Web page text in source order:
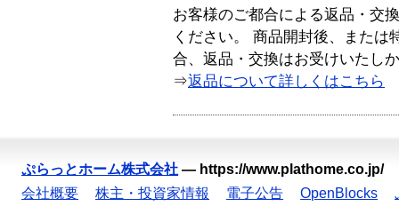
お客様のご都合による返品・交
ください。 商品開封後、または
合、返品・交換はお受けいたし
⇒返品について詳しくはこちら
ぷらっとホーム株式会社 — https://www.plathome.co.jp/
会社概要
株主・投資家情報 電子公告 OpenBlocks